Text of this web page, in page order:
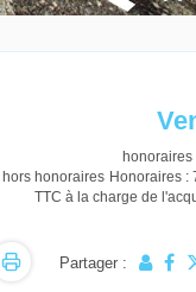
hors honoraires Honoraires :
TTC à la charge de
Partager :